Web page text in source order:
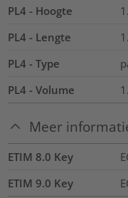
PL4 - Hoogte
PL4 - Lengte
PL4 - Type
PL4 - Volume
Meer
ETIM 8.0 Key
ETIM 9.0 Key